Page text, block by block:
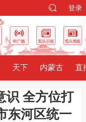
登录
天下 内蒙古 直
识 全方位打
东河区统一